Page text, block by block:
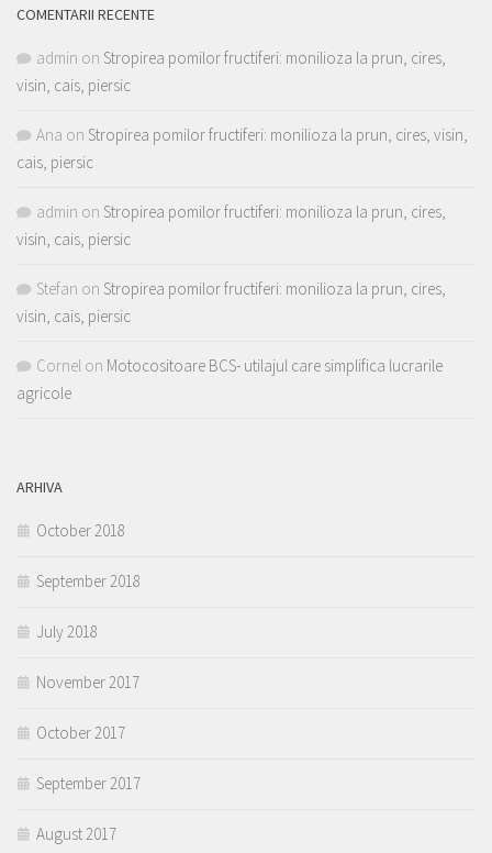
COMENTARII RECENTE
admin on Stropirea pomilor fructiferi: monilioza la prun, cires,
visin, cais, piersic
Ana on Stropirea pomilor fructiferi: monilioza la prun, cires, visin,
cais, piersic
admin on Stropirea pomilor fructiferi: monilioza la prun, cires,
visin, cais, piersic
Stefan on Stropirea pomilor fructiferi: monilioza la prun, cires,
visin, cais, piersic
Cornel on Motocositoare BCS- utilajul care simplifica lucrarile
agricole
ARHIVA
October 2018
September 2018
July 2018
November 2017
October 2017
September 2017
August 2017